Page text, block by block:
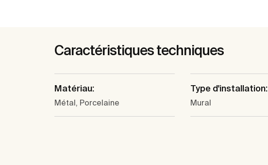
Caractéristiques techniques
Matériau:
Métal, Porcelaine
Type d'installation:
Mural